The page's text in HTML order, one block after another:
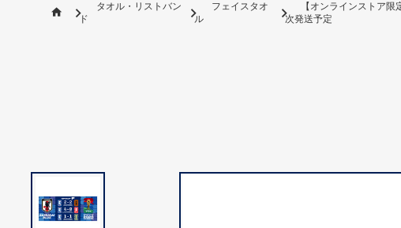
タオル・リストバン
ド
フェイスタオ
ル
【オンラインストア
次発送予定